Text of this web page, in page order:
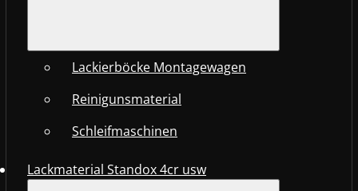
Lackierböcke Montagewagen
Reinigunsmaterial
Schleifmaschinen
Lackmaterial Standox 4cr usw